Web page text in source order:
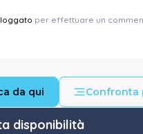
loggato per effettuare un
da qui Confronta
disponibilità